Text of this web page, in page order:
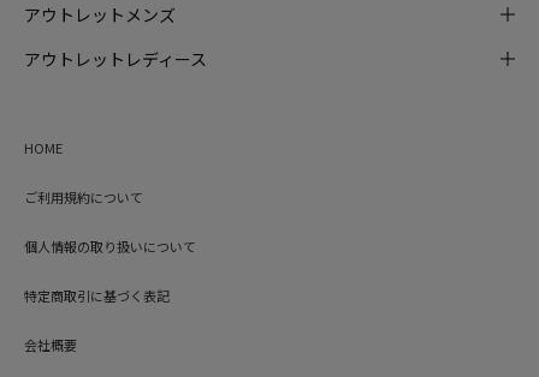
アウトレットメンズ
アウトレットレディース
HOME
ご利用規約について
個人情報の取り扱いについて
特定商取引に基づく表記
会社概要